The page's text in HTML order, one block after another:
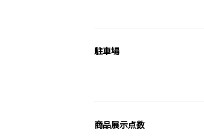
駐車場
商品展示点数